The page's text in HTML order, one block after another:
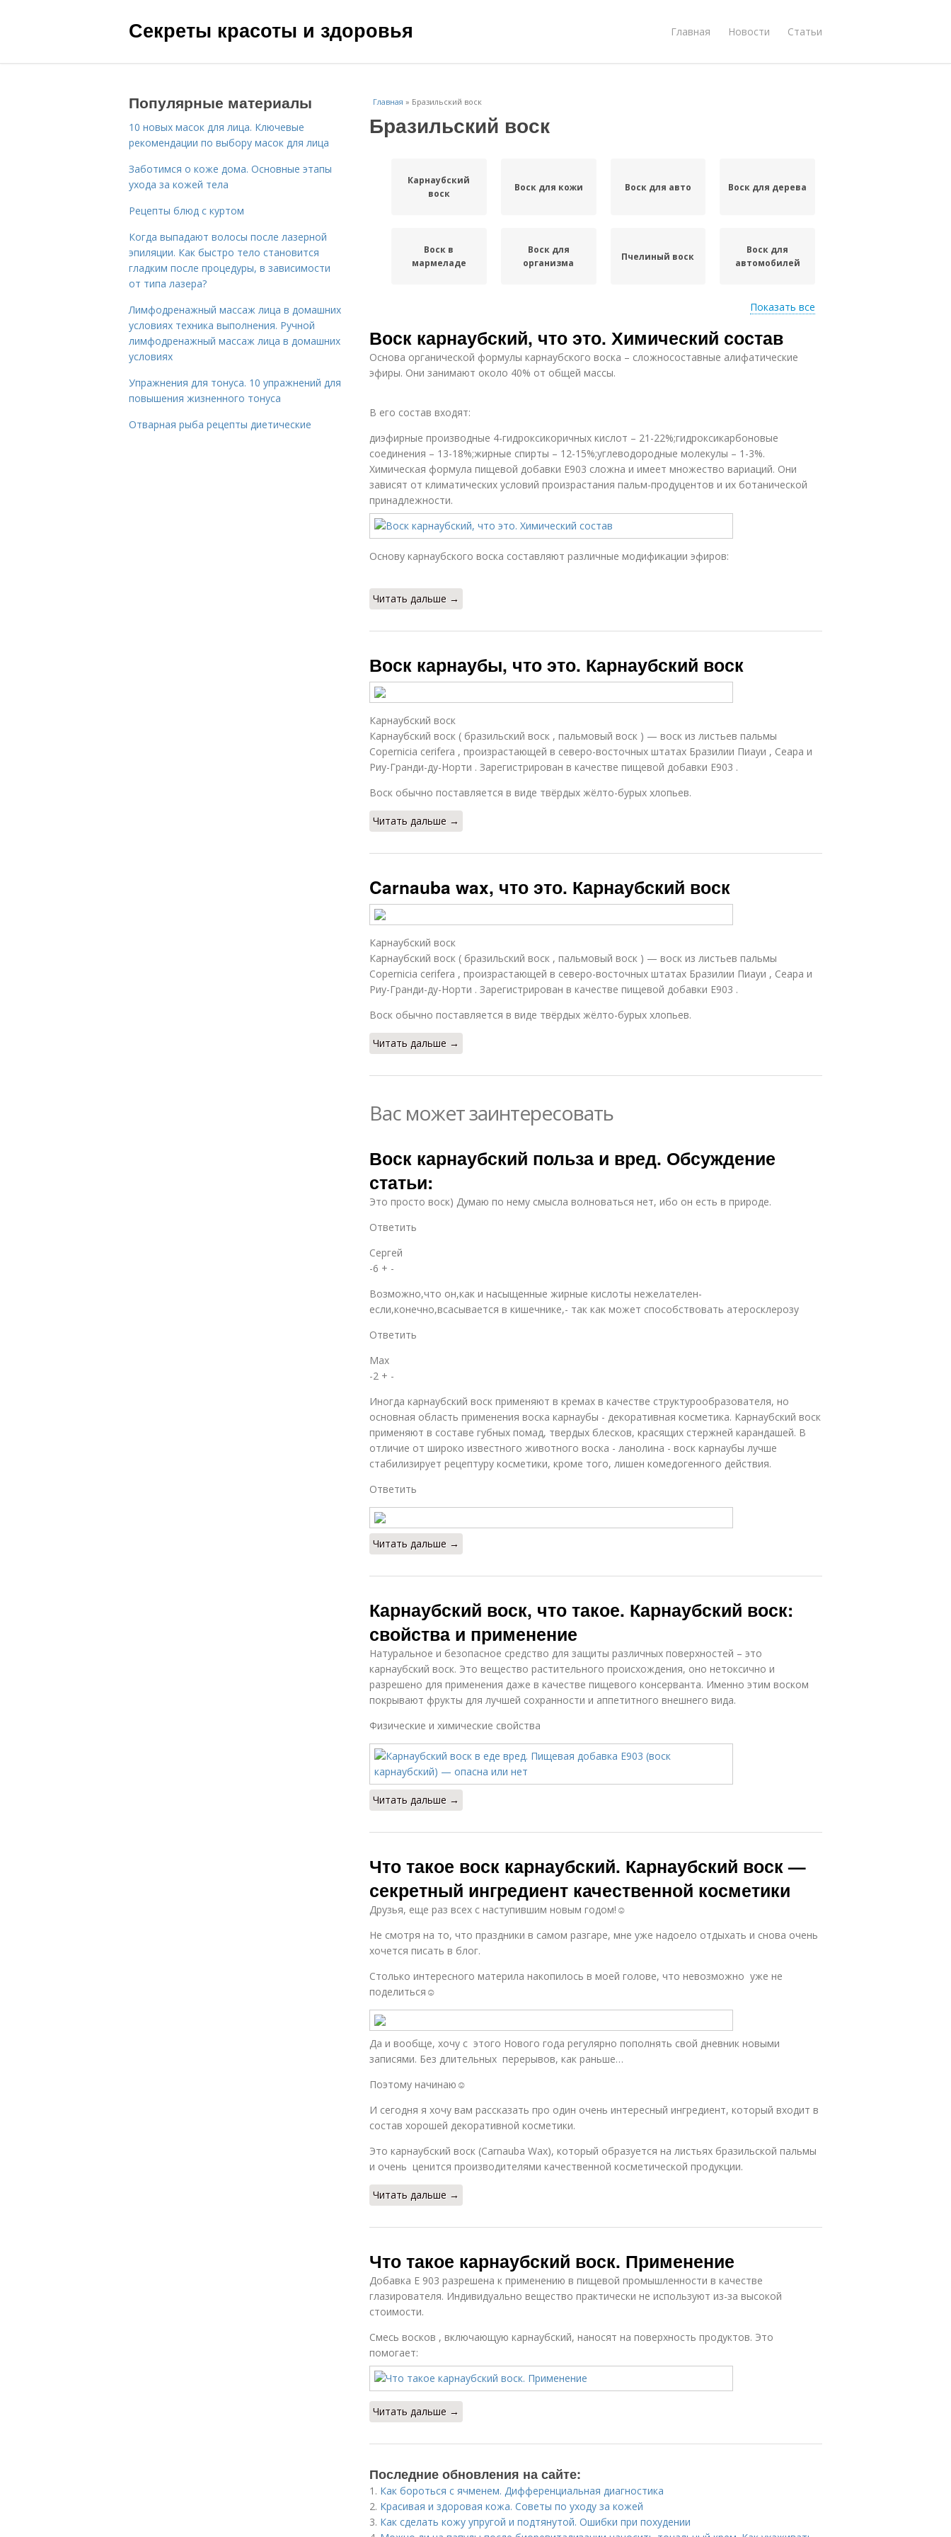
Секреты красоты и здоровья Главная Новости Статьи
Главная » Бразильский воск
Бразильский воск
Карнаубский
воск
Воск для кожи Воск для авто Воск для дерева
Воск в
мармеладе
Воск для
организма
Пчелиный воск
Воск для
автомобилей
воск
косметике
Показать все
Воск карнаубский, что это. Химический состав
Основа органической формулы карнаубского воска – сложносоставные алифатические
эфиры. Они занимают около 40% от общей массы.
В его состав входят:
диэфирные производные 4-гидроксикоричных кислот – 21-22%;гидроксикарбоновые
соединения – 13-18%;жирные спирты – 12-15%;углеводородные молекулы – 1-3%.
Химическая формула пищевой добавки Е903 сложна и имеет множество вариаций. Они
зависят от климатических условий произрастания пальм-продуцентов и их ботанической
принадлежности.
Основу карнаубского воска составляют различные модификации эфиров:
Читать дальше →
Воск карнаубы, что это. Карнаубский воск
Карнаубский воск
Карнаубский воск ( бразильский воск , пальмовый воск ) — воск из листьев пальмы
Copernicia cerifera , произрастающей в северо-восточных штатах Бразилии Пиауи , Сеара и
Риу-Гранди-ду-Норти . Зарегистрирован в качестве пищевой добавки Е903 .
Воск обычно поставляется в виде твёрдых жёлто-бурых хлопьев.
Читать дальше →
Carnauba wax, что это. Карнаубский воск
Карнаубский воск
Карнаубский воск ( бразильский воск , пальмовый воск ) — воск из листьев пальмы
Copernicia cerifera , произрастающей в северо-восточных штатах Бразилии Пиауи , Сеара и
Риу-Гранди-ду-Норти . Зарегистрирован в качестве пищевой добавки Е903 .
Воск обычно поставляется в виде твёрдых жёлто-бурых хлопьев.
Читать дальше →
Вас может заинтересовать
Воск карнаубский польза и вред. Обсуждение
статьи:
Это просто воск) Думаю по нему смысла волноваться нет, ибо он есть в природе.
Ответить
Сергей
-6 + -
Возможно,что он,как и насыщенные жирные кислоты нежелателен-
если,конечно,всасывается в кишечнике,- так как может способствовать атеросклерозу
Ответить
Max
-2 + -
Иногда карнаубский воск применяют в кремах в качестве структурообразователя, но
основная область применения воска карнаубы - декоративная косметика. Карнаубский воск
применяют в составе губных помад, твердых блесков, красящих стержней карандашей. В
отличие от широко известного животного воска - ланолина - воск карнаубы лучше
стабилизирует рецептуру косметики, кроме того, лишен комедогенного действия.
Ответить
Читать дальше →
Карнаубский воск, что такое. Карнаубский воск:
свойства и применение
Натуральное и безопасное средство для защиты различных поверхностей – это
карнаубский воск. Это вещество растительного происхождения, оно нетоксично и
разрешено для применения даже в качестве пищевого консерванта. Именно этим воском
покрывают фрукты для лучшей сохранности и аппетитного внешнего вида.
Физические и химические свойства
Читать дальше →
Что такое воск карнаубский. Карнаубский воск —
секретный ингредиент качественной косметики
Друзья, еще раз всех с наступившим новым годом!☺
Не смотря на то, что праздники в самом разгаре, мне уже надоело отдыхать и снова очень
хочется писать в блог.
Столько интересного материла накопилось в моей голове, что невозможно уже не
поделиться☺
Да и вообще, хочу с этого Нового года регулярно пополнять свой дневник новыми
записями. Без длительных перерывов, как раньше…
Поэтому начинаю☺
И сегодня я хочу вам рассказать про один очень интересный ингредиент, который входит в
состав хорошей декоративной косметики.
Это карнаубский воск (Carnauba Waх), который образуется на листьях бразильской пальмы
и очень ценится производителями качественной косметической продукции.
Читать дальше →
Что такое карнаубский воск. Применение
Добавка E 903 разрешена к применению в пищевой промышленности в качестве
глазирователя. Индивидуально вещество практически не используют из-за высокой
стоимости.
Смесь восков , включающую карнаубский, наносят на поверхность продуктов. Это
помогает:
Читать дальше →
Последние обновления на сайте:
1. Как бороться с ячменем. Дифференциальная диагностика
2. Красивая и здоровая кожа. Советы по уходу за кожей
3. Как сделать кожу упругой и подтянутой. Ошибки при похудении
Популярные материалы
10 новых масок для лица. Ключевые
рекомендации по выбору масок для лица
Заботимся о коже дома. Основные этапы
ухода за кожей тела
Рецепты блюд с куртом
Когда выпадают волосы после лазерной
эпиляции. Как быстро тело становится
гладким после процедуры, в зависимости
от типа лазера?
Лимфодренажный массаж лица в домашних
условиях техника выполнения. Ручной
лимфодренажный массаж лица в домашних
условиях
Упражнения для тонуса. 10 упражнений для
повышения жизненного тонуса
Отварная рыба рецепты диетические